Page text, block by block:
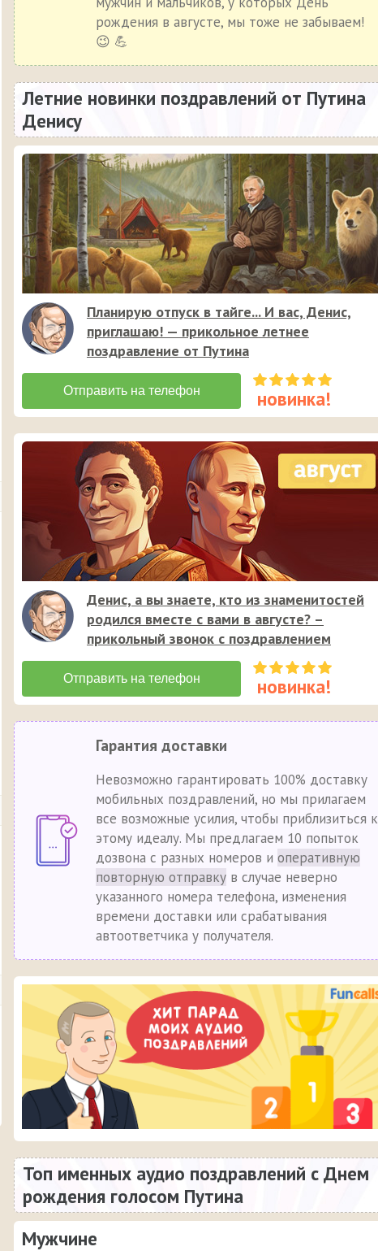
рождения в августе, мы тоже не забываем!
😉 💪
Летние новинки поздравлений от Путина
Денису
Планирую отпуск в тайге... И вас, Денис,
приглашаю! — прикольное летнее
поздравление от Путина
Денис, а вы знаете, кто из знаменитостей
родился вместе с вами в августе? –
прикольный звонок с поздравлением
Гарантия доставки
Невозможно гарантировать 100% доставку
мобильных поздравлений, но мы прилагаем
все возможные усилия, чтобы приблизиться к
этому идеалу. Мы предлагаем 10 попыток
дозвона с разных номеров и оперативную
повторную отправку в случае неверно
указанного номера телефона, изменения
времени доставки или срабатывания
автоответчика у получателя.
Топ именных аудио поздравлений с Днем
рождения голосом Путина
Мужчине